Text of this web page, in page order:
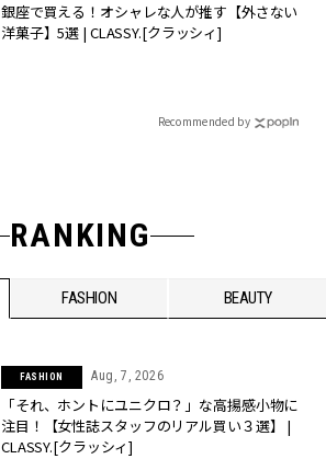
銀座で買える！オシャレな人が推す【外さない
洋菓子】5選 | CLASSY.[クラッシィ]
Recommended by
RANKING
FASHION BEAUTY
FASHION Aug, 7, 2026
「それ、ホントにユニクロ？」な高揚感小物に
注目！【女性誌スタッフのリアル買い３選】 |
CLASSY.[クラッシィ]